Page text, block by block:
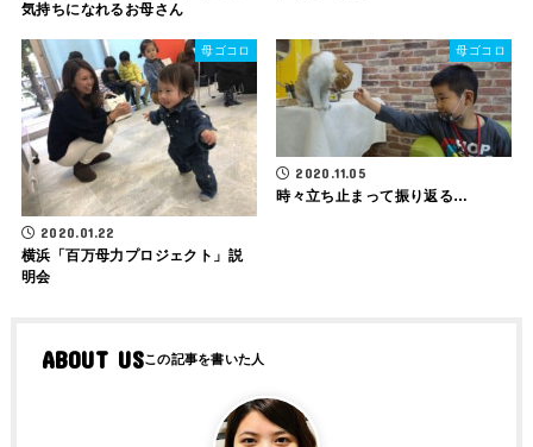
気持ちになれるお母さん
母ゴコロ
2020.01.22
横浜「百万母力プロジェクト」説
明会
母ゴコロ
2020.11.05
時々立ち止まって振り返る…
ABOUT US